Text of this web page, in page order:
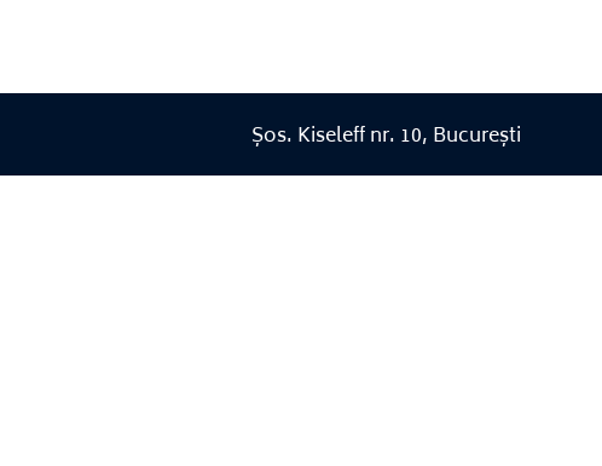
Șos. Kiseleff nr. 10, București